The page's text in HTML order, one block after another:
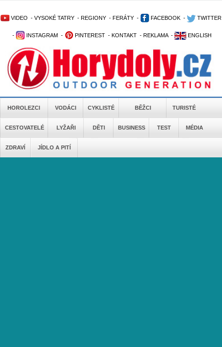
VIDEO - VYSOKÉ TATRY - REGIONY - FERÁTY - FACEBOOK - TWITTER
- INSTAGRAM - PINTEREST - KONTAKT - REKLAMA - ENGLISH
HOROLEZCI VODÁCI CYKLISTÉ BĚŽCI TURISTÉ
CESTOVATELÉ LYŽAŘI DĚTI BUSINESS TEST MÉDIA
ZDRAVÍ JÍDLO A PITÍ